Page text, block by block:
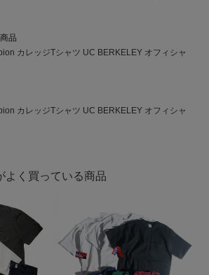
品
カレッジTシャツ UC BERKELEY オフィシャ
カレッジTシャツ UC BERKELEY オフィシャ
よく買っている商品